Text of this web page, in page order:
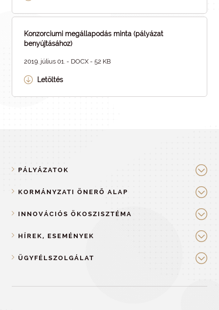
Konzorciumi megállapodás minta (pályázat
benyújtásához)
2019. július 01. - DOCX - 52 KB
Letöltés
PÁLYÁZATOK
KORMÁNYZATI ÖNERŐ ALAP
INNOVÁCIÓS ÖKOSZISZTÉMA
HÍREK, ESEMÉNYEK
ÜGYFÉLSZOLGÁLAT